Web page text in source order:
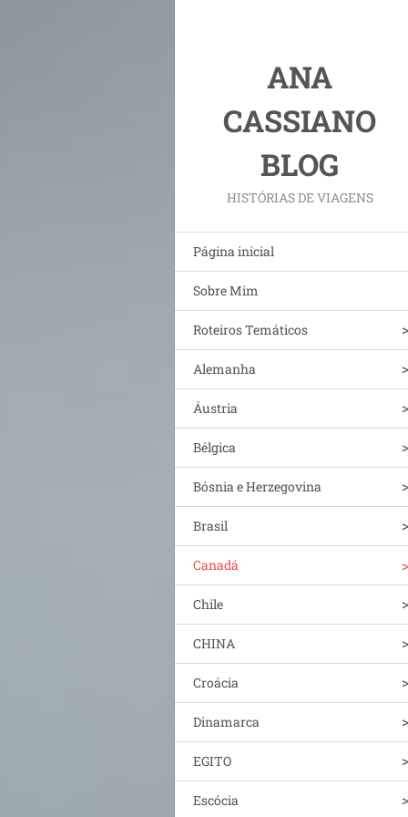
ANA
CASSIANO
BLOG
HISTÓRIAS DE VIAGENS
Página inicial
Sobre Mim
Roteiros Temáticos
Alemanha
Áustria
Bélgica
Bósnia e Herzegovina
Brasil
Canadá
Chile
CHINA
Croácia
Dinamarca
EGITO
Escócia